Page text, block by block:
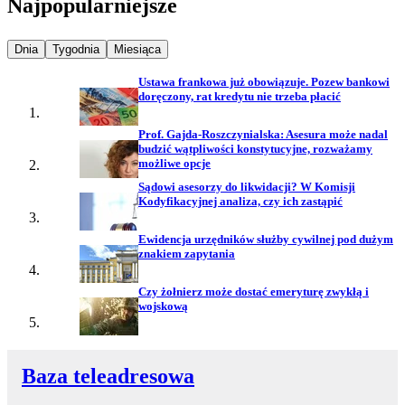
Najpopularniejsze
Najpopularniejsze wiadomości z
Dnia Najpopularniejsze wiadomości z
Tygodnia Najpopularniejsze wiadomości z
Miesiąca
Ustawa frankowa już obowiązuje. Pozew bankowi
doręczony, rat kredytu nie trzeba płacić
Prof. Gajda-Roszczynialska: Asesura może nadal
budzić wątpliwości konstytucyjne, rozważamy
możliwe opcje
Sądowi asesorzy do likwidacji? W Komisji
Kodyfikacyjnej analiza, czy ich zastąpić
Ewidencja urzędników służby cywilnej pod dużym
znakiem zapytania
Czy żołnierz może dostać emeryturę zwykłą i
wojskową
Baza teleadresowa